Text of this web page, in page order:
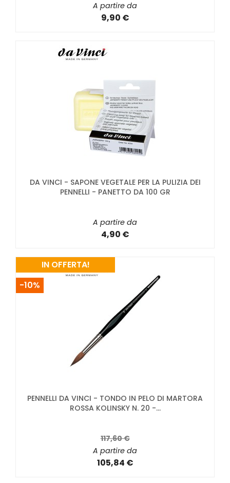
A partire da
9,90 €
DA VINCI - SAPONE VEGETALE PER LA PULIZIA DEI
PENNELLI - PANETTO DA 100 GR
A partire da
4,90 €
PENNELLI DA VINCI - TONDO IN PELO DI MARTORA
ROSSA KOLINSKY N. 20 -...
117,60 €
A partire da
105,84 €
IN OFFERTA!
-10%